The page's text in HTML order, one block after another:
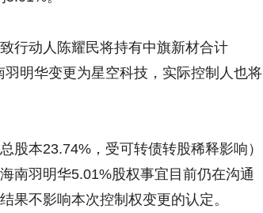
行动人陈耀民将持有中旗新材合计
明华变更为星空科技，实际控制人也将
股本23.74%，受可转债转股稀释影响）
南羽明华5.01%股权事宜目前仍在沟通
果不影响本次控制权变更的认定。